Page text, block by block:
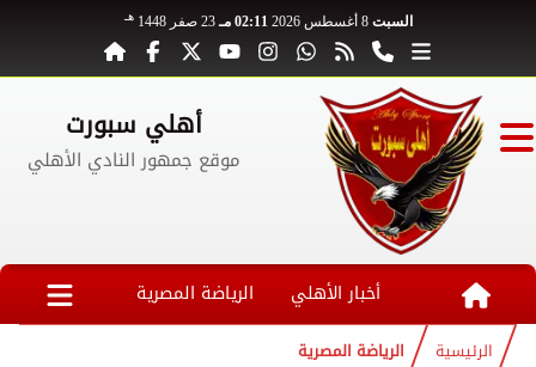
السبت 8 أغسطس 2026 02:11 مـ 23 صفر 1448 هـ
أهلي سبورت
موقع جمهور النادي الأهلي
أخبار الأهلي الرياضة المصرية
الرئيسية الرياضة المصرية